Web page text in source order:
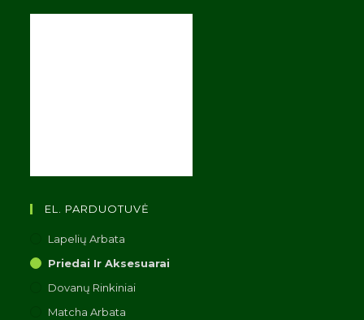
EL. PARDUOTUVĖ
Lapelių Arbata
Priedai Ir Aksesuarai
Dovanų Rinkiniai
Matcha Arbata